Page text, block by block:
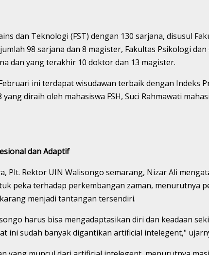
dan Teknologi (FST) dengan 130 sarjana, disusul
98 sarjana dan 8 magister, Fakultas Psikologi dan
dan yang terakhir 10 doktor dan 13 magister.
ini terdapat wisudawan terbaik dengan Indeks
yang diraih oleh mahasiswa FSH, Suci Rahmawati
dan Adaptif
Plt. Rektor UIN Walisongo semarang, Nizar Ali
peka terhadap perkembangan zaman, menurutnya
menjadi tantangan tersendiri.
harus bisa mengadaptasikan diri dan keadaan
ini sudah banyak digantikan artificial intelegent,"